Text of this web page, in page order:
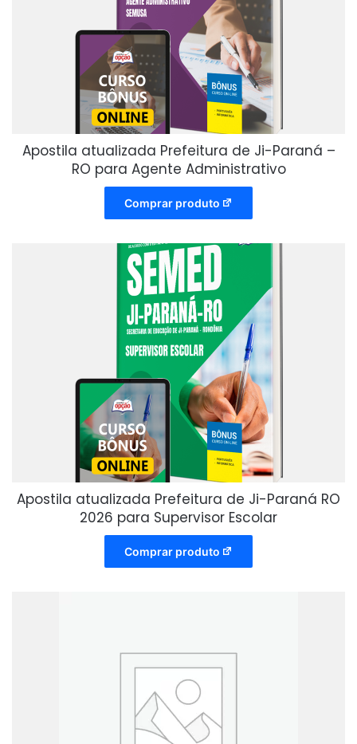
Apostila atualizada Prefeitura de Ji-Paraná –
RO para Agente Administrativo
Comprar produto
Apostila atualizada Prefeitura de Ji-Paraná RO
2026 para Supervisor Escolar
Comprar produto